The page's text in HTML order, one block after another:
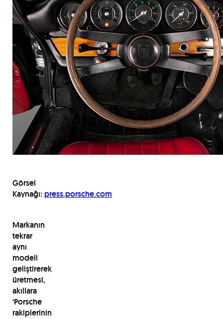
Görsel
Kaynağı: press.porsche.com
Markanın
tekrar
aynı
modeli
geliştirerek
üretmesi,
akıllara
‘Porsche
rakiplerinin